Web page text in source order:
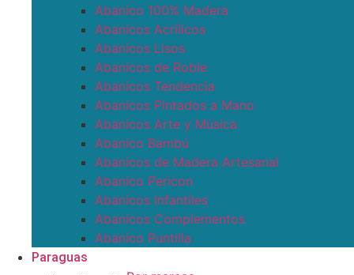
Abanico 100% Madera
Abanicos Acrílicos
Abanicos Lisos
Abanicos de Roble
Abanicos Tendencia
Abanicos Pintados a Mano
Abanicos Arte y Música
Abanico Bambú
Abanicos de Madera Artesanal
Abanico Pericon
Abanicos Infantiles
Abanicos Complementos
Abanico Puntilla
Paraguas